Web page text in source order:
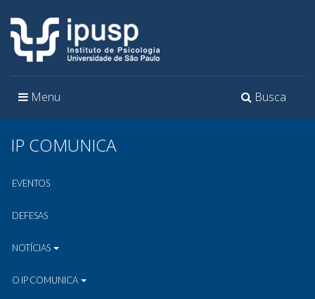
Toggle
Busca
Toggle
Menu
IP COMUNICA
EVENTOS
DEFESAS
NOTÍCIAS
O IP COMUNICA